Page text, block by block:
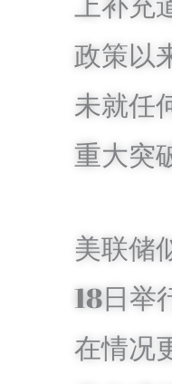
政策以
未就任
重大突
美联储
18日举
在情​​况